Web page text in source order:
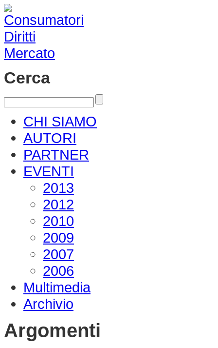
Cerca
CHI SIAMO
AUTORI
PARTNER
EVENTI
2013
2012
2010
2009
2007
2006
Multimedia
Archivio
Argomenti